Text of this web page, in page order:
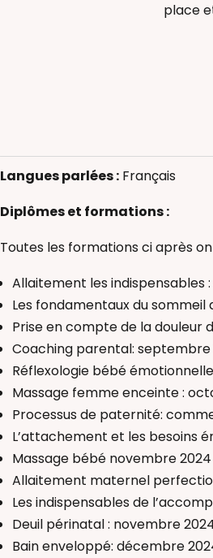
place
Soin
Langues parlées : Français
Diplômes et formations :
Toutes les formations ci après
Allaitement les indispensables
Les fondamentaux du
Prise en compte de la douleur
Coaching parental: septembre
Réflexologie bébé
Massage femme enceinte :
Processus de paternité:
L’attachement et les besoins
Massage bébé novembre 2024
Allaitement maternel
Les indispensables de
Deuil périnatal : novembre
Bain enveloppé: décembre